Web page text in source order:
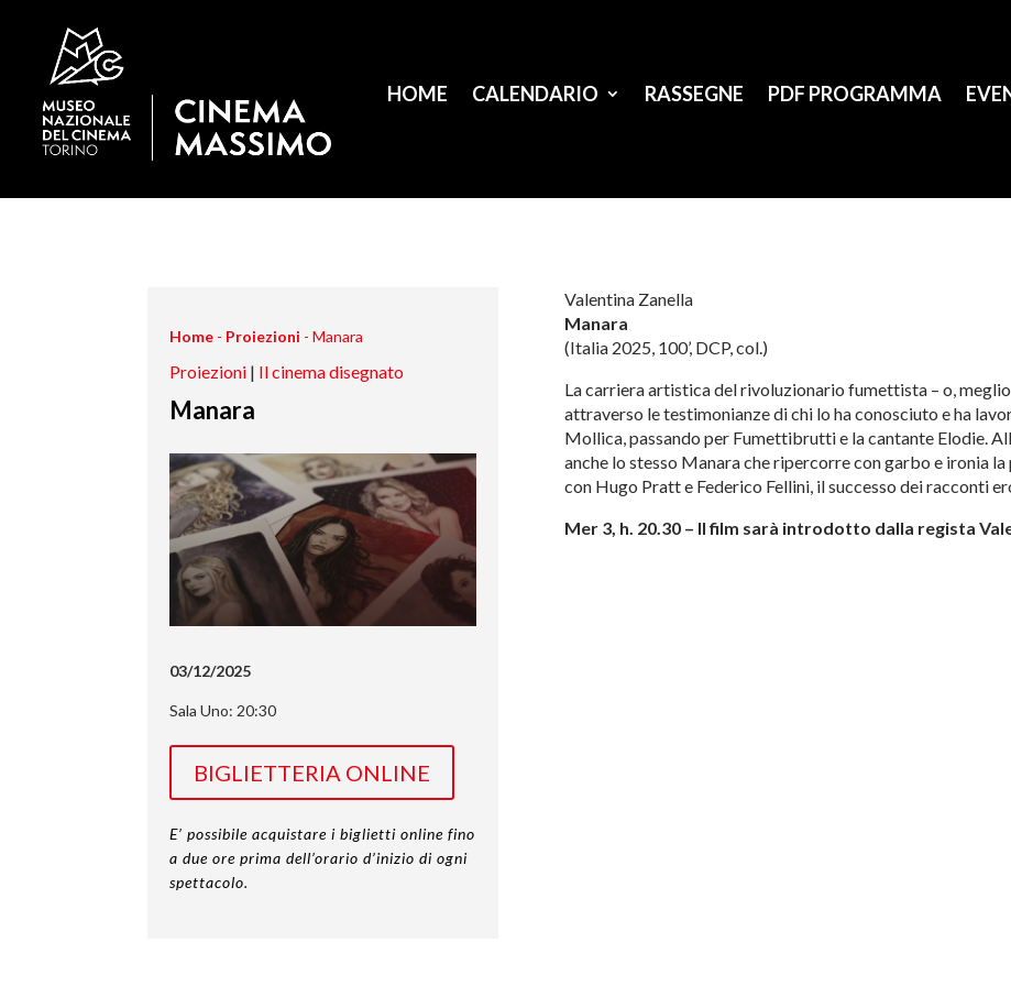
HOME CALENDARIO RASSEGNE PDF PROGRAMMA
Home - Proiezioni -Manara
Proiezioni | Il cinema disegnato
Manara
03/12/2025
Sala Uno: 20:30
BIGLIETTERIA ONLINE
E’ possibile acquistare i biglietti online fino
a due ore prima dell’orario d’inizio di ogni
spettacolo.
Valentina Zanella
Manara
(Italia 2025, 100’, DCP, col.)
La carriera artistica del rivoluzionario fumettista – o,
attraverso le testimonianze di chi lo ha conosciuto e ha
Mollica, passando per Fumettibrutti e la cantante Elodie.
anche lo stesso Manara che ripercorre con garbo e ironia
con Hugo Pratt e Federico Fellini, il successo dei racconti
Mer 3, h. 20.30 – Il film sarà introdotto dalla regista